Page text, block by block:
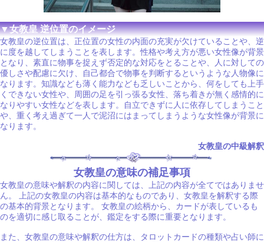
▼女教皇 逆位置のイメージ
女教皇の逆位置は、正位置の女性の内面の充実が欠けていることや、逆
に度を越してしまうことを表します。性格や考え方が悪い女性像が背景
となり、素直に物事を捉えず否定的な対応をとることや、人に対しての
優しさや配慮に欠け、自己都合で物事を判断するというような人物像に
なります。知識なども薄く能力なども乏しいことから、何をしても上手
くできない女性や、周囲の足を引っ張る女性、落ち着きが無く感情的に
なりやすい女性などを表します。自立できずに人に依存してしまうこと
や、重く考え過ぎて一人で泥沼にはまってしまうような女性像が背景に
なります。
女教皇の中級解釈
女教皇の意味の補足事項
女教皇の意味や解釈の内容に関しては、上記の内容が全てではありませ
ん。 上記の女教皇の内容は基本的なものであり、女教皇を解釈する際
の基本的背景となります。 女教皇の絵柄から、カードが表しているも
のを適切に感じ取ることが、鑑定をする際に重要となります。
また、女教皇の意味や解釈の仕方は、タロットカードの種類や占い師に